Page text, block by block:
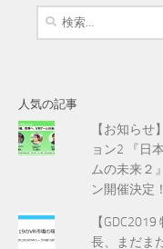
検
人気の記事
【お知ら
ョン2 『日
ムの未来２
ン開催決定！
【
長、まだま